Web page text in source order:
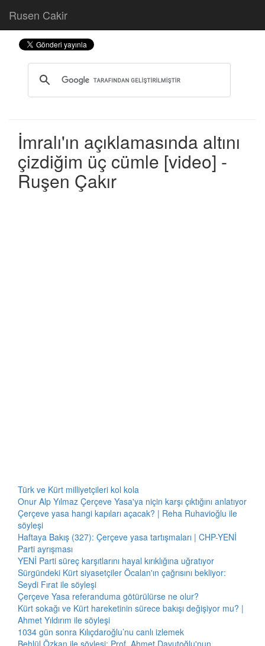
Rusen Cakir
İmralı'ın açıklamasında altını
çizdiğim üç cümle [video] -
Ruşen Çakır
Türk ve Kürt milliyetçileri kol kola
Onur Alp Yılmaz Çerçeve Yasa'ya niçin karşı çıktığını anlatıyor
Çerçeve yasa hangi kapıları açacak? | Reha Ruhavioğlu ile
söyleşi
Haftaya Bakış (327): Çerçeve yasa tartışmaları | CHP-YENİ
Parti ayrışması
YENİ Parti süreç karşıtlarını hayal kırıklığına uğratıyor
Sürgündeki Kürt siyasetçiler Öcalan'ın çağrısını bekliyor:
Seydi Fırat ile söyleşi
Çerçeve Yasa referanduma götürülürse ne olur?
Kürt sokağı ve Kürt hareketinin sürece bakışı değişiyor mu? |
Ahmet Yıldırım ile söyleşi
1034 gün sonra Kılıçdaroğlu’nu canlı izlemek
Behlül Özkan ile söyleşi: Prof. Ahmet Davutoğlu'nun